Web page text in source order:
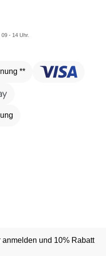
- 14 Uhr.
**
und 10% Rabatt